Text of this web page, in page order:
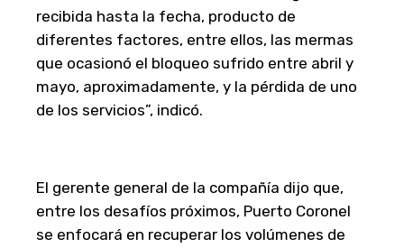
recibida hasta la fecha, producto de
diferentes factores, entre ellos, las mermas
que ocasionó el bloqueo sufrido entre abril y
mayo, aproximadamente, y la pérdida de uno
de los servicios”, indicó.
El gerente general de la compañía dijo que,
entre los desafíos próximos, Puerto Coronel
se enfocará en recuperar los volúmenes de